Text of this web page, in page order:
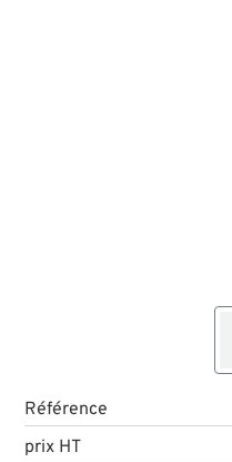
Référence
prix HT